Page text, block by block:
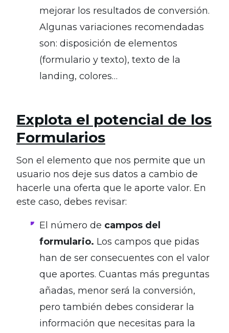
mejorar los resultados de conversión.
Algunas variaciones recomendadas
son: disposición de elementos
(formulario y texto), texto de la
landing, colores…
Explota el potencial de los
Formularios
Son el elemento que nos permite que un
usuario nos deje sus datos a cambio de
hacerle una oferta que le aporte valor. En
este caso, debes revisar:
El número de campos del
formulario. Los campos que pidas
han de ser consecuentes con el valor
que aportes. Cuantas más preguntas
añadas, menor será la conversión,
pero también debes considerar la
información que necesitas para la